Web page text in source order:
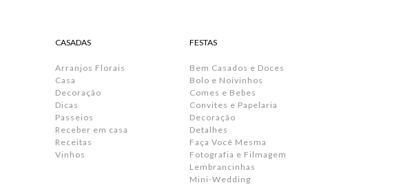
CASADAS
Arranjos Florais
Casa
Decoração
Dicas
Passeios
Receber em casa
Receitas
Vinhos
FESTAS
Bem Casados e Doces
Bolo e Noivinhos
Comes e Bebes
Convites e Papelaria
Decoração
Detalhes
Faça Você Mesma
Fotografia e Filmagem
Lembrancinhas
Mini-Wedding